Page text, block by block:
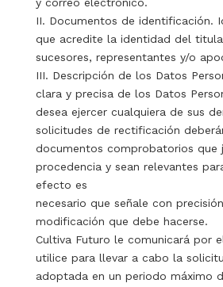
II. Documentos de identificación.
que acredite la identidad del
sucesores, representantes y/o
III. Descripción de los Datos
clara y precisa de los Datos
desea ejercer cualquiera de sus
solicitudes de rectificación
documentos comprobatorios que
procedencia y sean relevantes
efecto es
necesario que señale con
modificación que debe hacerse.
Cultiva Futuro le comunicará por
utilice para llevar a cabo la
adoptada en un periodo máximo